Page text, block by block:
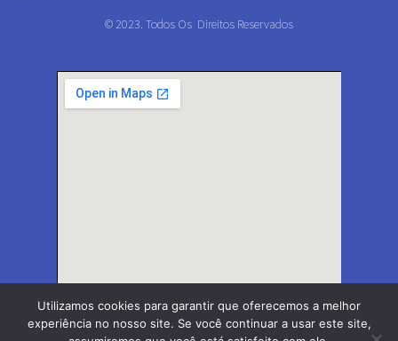
© 2023. Todos Os Direitos Reservados
Utilizamos cookies para garantir que oferecemos a melhor
experiência no nosso site. Se você continuar a usar este site,